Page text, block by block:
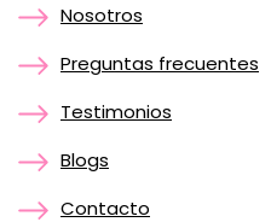
Nosotros
Preguntas frecuentes
Testimonios
Blogs
Contacto